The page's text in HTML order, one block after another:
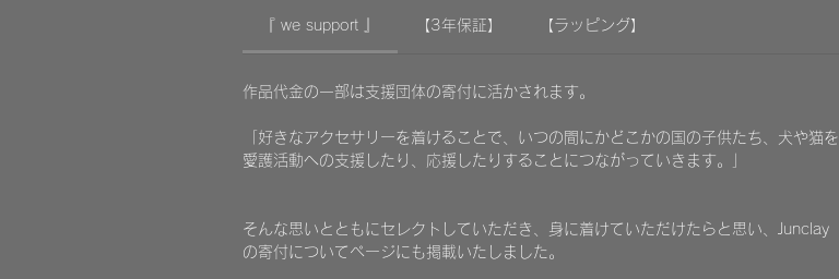
『 we support 』 【3年保証】 【ラッピング】
作品代金の一部は支援団体の寄付に活かされます。
「好きなアクセサリーを着けることで、いつの間にかどこかの国の子供たち、犬や猫を
愛護活動への支援したり、応援したりすることにつながっていきます。」
​そんな思いとともにセレクトしていただき、身に着けていただけたらと思い、Junclay
の寄付についてページにも掲載いたしました。